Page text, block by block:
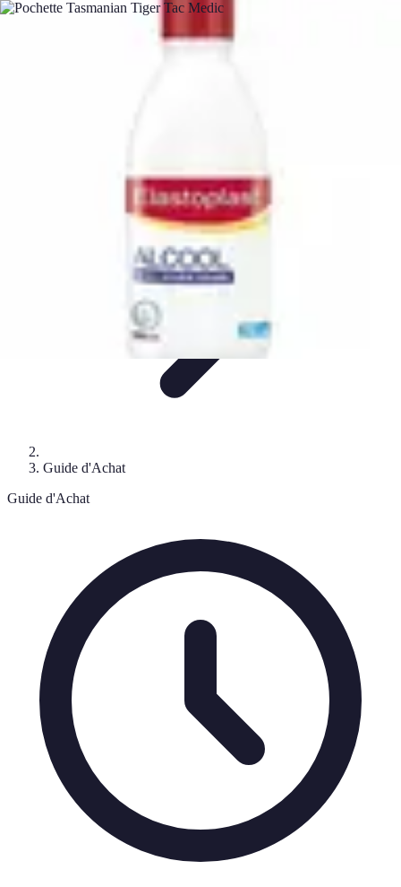
Meilleur Matériel Médical
Équipements médicaux Marques et fournisseurs
Équipement à domicile
Guide d'Achat
Guide d'Achat